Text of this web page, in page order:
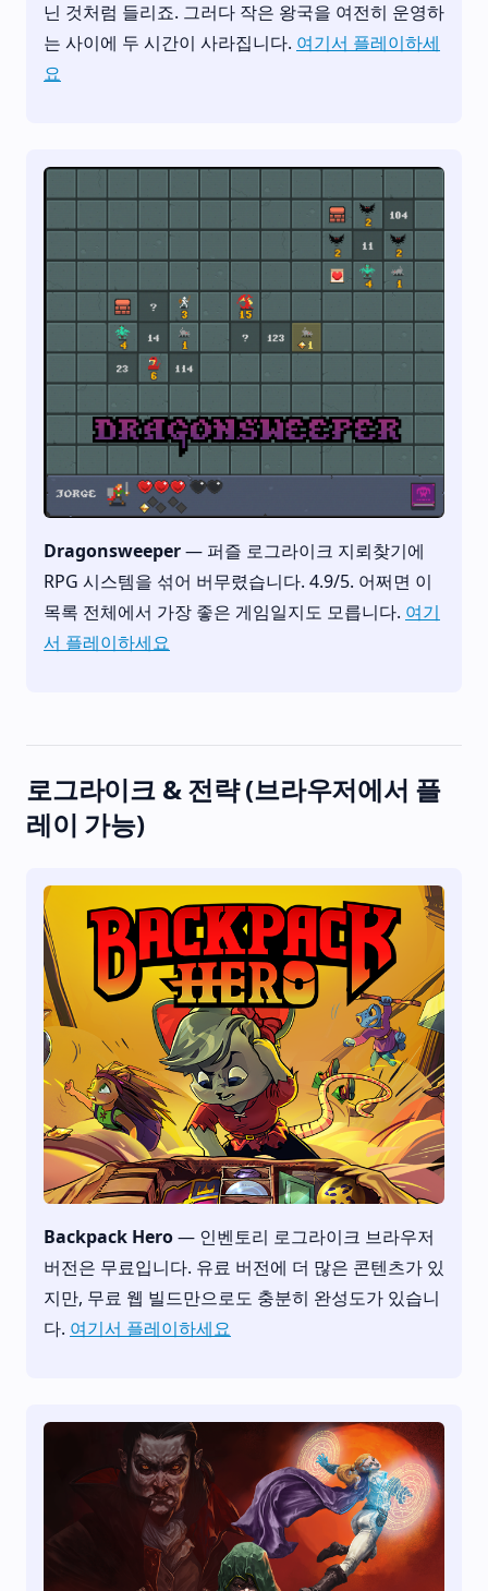
닌 것처럼 들리죠. 그러다 작은 왕국을 여전히 운영하
는 사이에 두 시간이 사라집니다. 여기서 플레이하세
요
Dragonsweeper— 퍼즐 로그라이크 지뢰찾기에
RPG 시스템을 섞어 버무렸습니다. 4.9/5. 어쩌면 이
목록 전체에서 가장 좋은 게임일지도 모릅니다. 여기
서 플레이하세요
로그라이크 & 전략 (브라우저에서 플
레이 가능)
Backpack Hero— 인벤토리 로그라이크 브라우저
버전은 무료입니다. 유료 버전에 더 많은 콘텐츠가 있
지만, 무료 웹 빌드만으로도 충분히 완성도가 있습니
다. 여기서 플레이하세요